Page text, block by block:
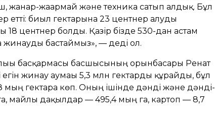
жанар-жағармай және техника сатып алдық. Бұл
етті: биыл гектарына 23 центнер алуды
центнер болды. Қазір бізде 530-дан астам
жинауды бастаймыз», — деді ол.
басқармасы басшысының орынбасары Ренат
жинау аумағы 5,3 млн гектарды құрайды, бұл
гектарға көп. Оның ішінде дәнді және дәнді-
майлы дақылдар — 495,4 мың га, картоп — 8,7